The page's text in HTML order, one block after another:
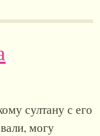
султану с его
могу